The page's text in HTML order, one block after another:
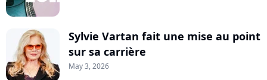
Sylvie Vartan fait une mise au point
sur sa carrière
May 3, 2026